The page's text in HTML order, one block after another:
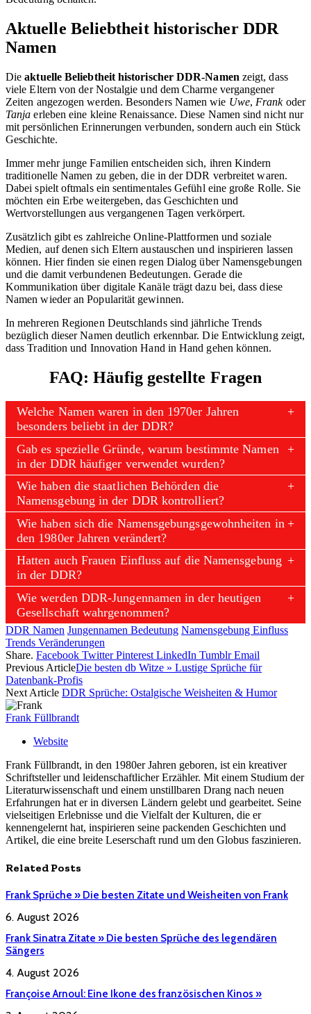
Aktuelle Beliebtheit historischer DDR
Namen
Dieaktuelle Beliebtheit historischer DDR-Namen zeigt, dass
viele Eltern von der Nostalgie und dem Charme vergangener
Zeiten angezogen werden. Besonders Namen wie Uwe, Frankoder
Tanja erleben eine kleine Renaissance. Diese Namen sind nicht nur
mit persönlichen Erinnerungen verbunden, sondern auch ein Stück
Geschichte.
Immer mehr junge Familien entscheiden sich, ihren Kindern
traditionelle Namen zu geben, die in der DDR verbreitet waren.
Dabei spielt oftmals ein sentimentales Gefühl eine große Rolle. Sie
möchten ein Erbe weitergeben, das Geschichten und
Wertvorstellungen aus vergangenen Tagen verkörpert.
Zusätzlich gibt es zahlreiche Online-Plattformen und soziale
Medien, auf denen sich Eltern austauschen und inspirieren lassen
können. Hier finden sie einen regen Dialog über Namensgebungen
und die damit verbundenen Bedeutungen. Gerade die
Kommunikation über digitale Kanäle trägt dazu bei, dass diese
Namen wieder an Popularität gewinnen.
In mehreren Regionen Deutschlands sind jährliche Trends
bezüglich dieser Namen deutlich erkennbar. Die Entwicklung zeigt,
dass Tradition und Innovation Hand in Hand gehen können.
FAQ: Häufig gestellte Fragen
Welche Namen waren in den 1970er Jahren
besonders beliebt in der DDR?
Gab es spezielle Gründe, warum bestimmte Namen
in der DDR häufiger verwendet wurden?
Wie haben die staatlichen Behörden die
Namensgebung in der DDR kontrolliert?
Wie haben sich die Namensgebungsgewohnheiten in
den 1980er Jahren verändert?
Hatten auch Frauen Einfluss auf die Namensgebung
in der DDR?
Wie werden DDR-Jungennamen in der heutigen
Gesellschaft wahrgenommen?
DDR Namen Jungennamen Bedeutung Namensgebung Einfluss
Trends Veränderungen
Share. Facebook Twitter Pinterest LinkedIn Tumblr Email
Previous ArticleDie besten db Witze » Lustige Sprüche für
Datenbank-Profis
Next Article DDR Sprüche: Ostalgische Weisheiten & Humor
Frank Füllbrandt
Website
Frank Füllbrandt, in den 1980er Jahren geboren, ist ein kreativer
Schriftsteller und leidenschaftlicher Erzähler. Mit einem Studium der
Literaturwissenschaft und einem unstillbaren Drang nach neuen
Erfahrungen hat er in diversen Ländern gelebt und gearbeitet. Seine
vielseitigen Erlebnisse und die Vielfalt der Kulturen, die er
kennengelernt hat, inspirieren seine packenden Geschichten und
Artikel, die eine breite Leserschaft rund um den Globus faszinieren.
Related Posts
Frank Sprüche » Die besten Zitate und Weisheiten von Frank
6. August 2026
Frank Sinatra Zitate » Die besten Sprüche des legendären
Sängers
4. August 2026
Françoise Arnoul: Eine Ikone des französischen Kinos »